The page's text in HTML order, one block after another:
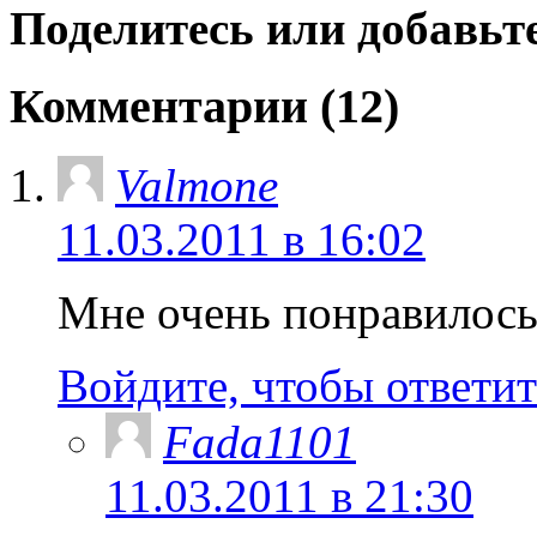
Поделитесь или
Комментарии (12)
Valmone
11.03.2011 в 16:02
Мне очень
Войдите, чтобы
Fada1101
11.03.2011 в 21:30